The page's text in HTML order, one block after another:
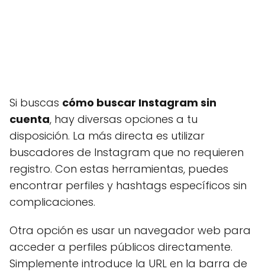
Si buscas cómo buscar Instagram sin
cuenta, hay diversas opciones a tu
disposición. La más directa es utilizar
buscadores de Instagram que no requieren
registro. Con estas herramientas, puedes
encontrar perfiles y hashtags específicos sin
complicaciones.
Otra opción es usar un navegador web para
acceder a perfiles públicos directamente.
Simplemente introduce la URL en la barra de